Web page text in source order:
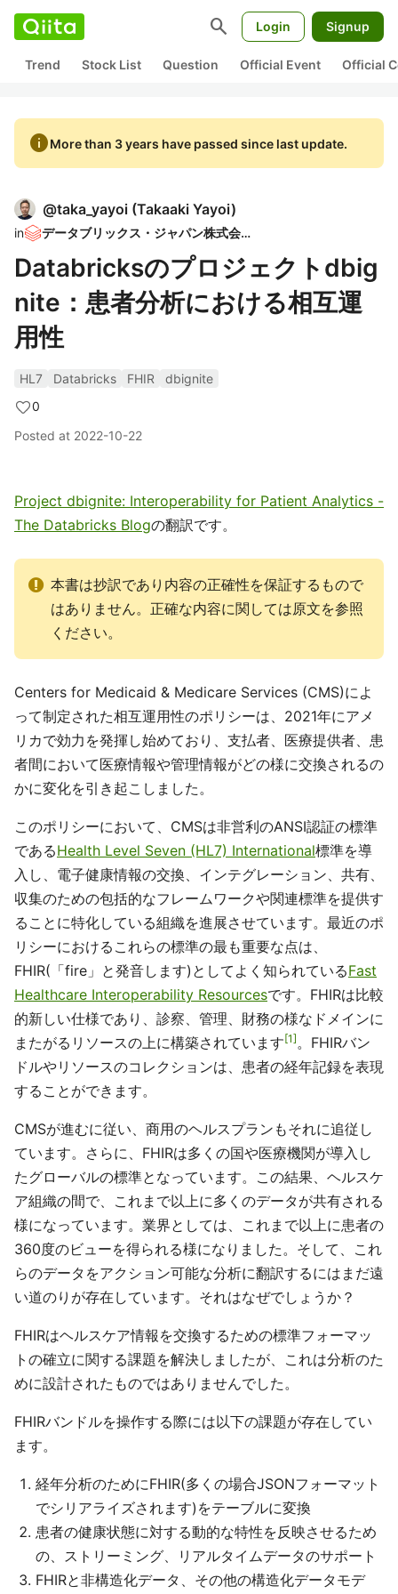
search Login Signup
Trend Stock List Question Official Event Official
infoMore than 3 years have passed since last update.
@taka_yayoi (Takaaki Yayoi)
in データブリックス・ジャパン株式会社
Databricksのプロジェクトdbig
nite：患者分析における相互運
用性
HL7 Databricks FHIR
dbignite
0
Posted at 2022-10-22
Project dbignite: Interoperability for Patient Analytics -
The Databricks Blogの翻訳です。
本書は抄訳であり内容の正確性を保証するもので
はありません。正確な内容に関しては原文を参照
ください。
Centers for Medicaid & Medicare Services (CMS)によ
って制定された相互運用性のポリシーは、2021年にアメ
リカで効力を発揮し始めており、支払者、医療提供者、患
者間において医療情報や管理情報がどの様に交換されるの
かに変化を引き起こしました。
このポリシーにおいて、CMSは非営利のANSI認証の標準
であるHealth Level Seven (HL7) International標準を導
入し、電子健康情報の交換、インテグレーション、共有、
収集のための包括的なフレームワークや関連標準を提供す
ることに特化している組織を進展させています。最近のポ
リシーにおけるこれらの標準の最も重要な点は、
FHIR(「fire」と発音します)としてよく知られているFast
Healthcare Interoperability Resourcesです。FHIRは比較
的新しい仕様であり、診察、管理、財務の様なドメインに
またがるリソースの上に構築されています 1 。FHIRバン
ドルやリソースのコレクションは、患者の経年記録を表現
することができます。
CMSが進むに従い、商用のヘルスプランもそれに追従し
ています。さらに、FHIRは多くの国や医療機関が導入し
たグローバルの標準となっています。この結果、ヘルスケ
ア組織の間で、これまで以上に多くのデータが共有される
様になっています。業界としては、これまで以上に患者の
360度のビューを得られる様になりました。そして、これ
らのデータをアクション可能な分析に翻訳するにはまだ遠
い道のりが存在しています。それはなぜでしょうか？
FHIRはヘルスケア情報を交換するための標準フォーマッ
トの確立に関する課題を解決しましたが、これは分析のた
めに設計されたものではありませんでした。
FHIRバンドルを操作する際には以下の課題が存在してい
ます。
経年分析のためにFHIR(多くの場合JSONフォーマット
でシリアライズされます)をテーブルに変換
患者の健康状態に対する動的な特性を反映させるため
の、ストリーミング、リアルタイムデータのサポート
FHIRと非構造化データ、その他の構造化データモデ